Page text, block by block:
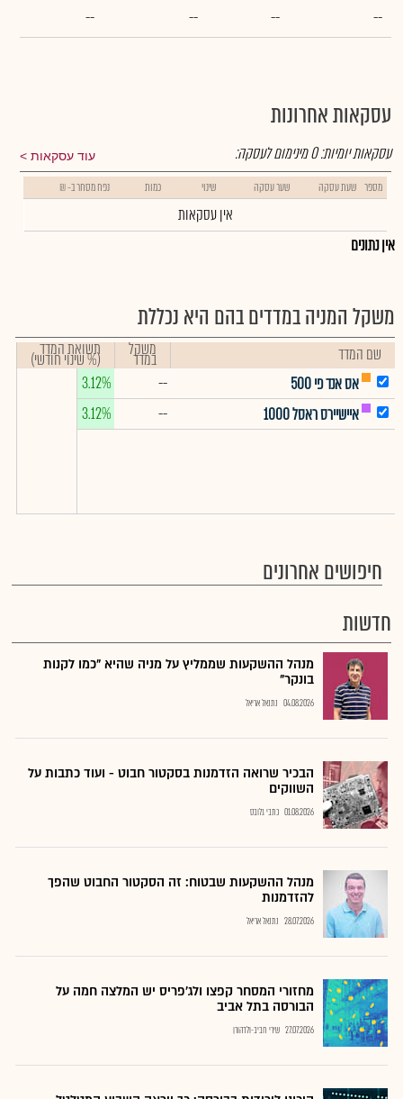
--
--
--
--
עסקאות אחרונות
עוד עסקאות עסקאות יומיות:0מינימום לעסקה:
מספר שעת עסקה שער עסקה שינוי כמות נפח מסחר ב- ₪
אין עסקאות
אין נתונים
משקל המניה במדדים בהם היא נכללת
שם המדד משקל
במדד תשואת המדד
(% שינוי חודשי)
אס אנד פי 500
--
3.12%
איישיירס ראסל 1000
--
3.12%
חיפושים אחרונים
חדשות
מנהל ההשקעות שממליץ על מניה שהיא "כמו לקנות
בונקר"
04.08.2026 נתנאל אריאל
הבכיר שרואה הזדמנות בסקטור חבוט - ועוד כתבות על
השווקים
01.08.2026 כתבי גלובס
מנהל ההשקעות שבטוח: זה הסקטור החבוט שהפך
להזדמנות
28.07.2026 נתנאל אריאל
מחזורי המסחר קפצו ולג'פריס יש המלצה חמה על
הבורסה בתל אביב
27.07.2026 שירי חביב-ולדהורן